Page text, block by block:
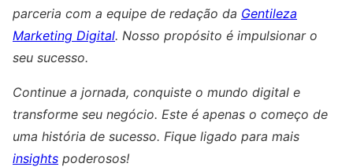
parceria com a equipe de redação da Gentileza
Marketing Digital. Nosso propósito é impulsionar o
seu sucesso.
Continue a jornada, conquiste o mundo digital e
transforme seu negócio. Este é apenas o começo de
uma história de sucesso. Fique ligado para mais
insights poderosos!